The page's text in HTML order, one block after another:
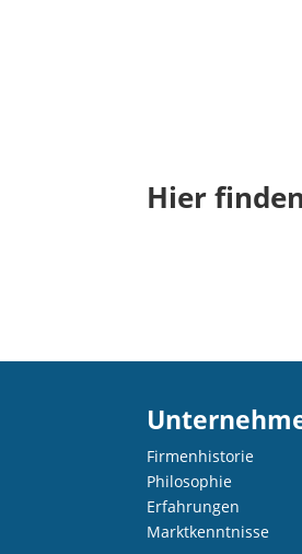
Hier
Firmenhistorie
Philosophie
Erfahrungen
Marktkenntnisse